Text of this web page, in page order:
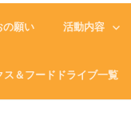
の願い 活動内容
ス＆フードドライブ一覧